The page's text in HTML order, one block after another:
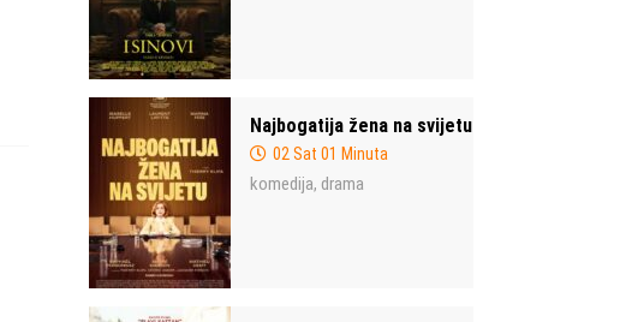
Najbogatija žena na svijetu
02 Sat 01 Minuta
komedija, drama